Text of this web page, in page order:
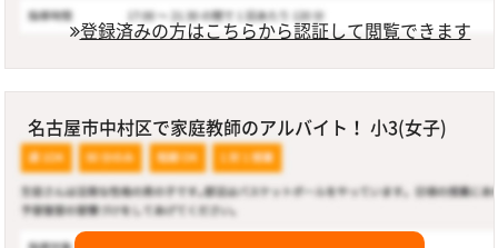
登録済みの方はこちらから認証して閲覧できます
名古屋市中村区で家庭教師のアルバイト！ 小3(女子)